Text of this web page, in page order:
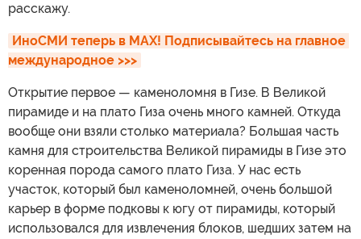
расскажу.
ИноСМИ теперь в MAX! Подписывайтесь на главное
международное >>>
Открытие первое — каменоломня в Гизе. В Великой
пирамиде и на плато Гиза очень много камней. Откуда
вообще они взяли столько материала? Большая часть
камня для строительства Великой пирамиды в Гизе это
коренная порода самого плато Гиза. У нас есть
участок, который был каменоломней, очень большой
карьер в форме подковы к югу от пирамиды, который
использовался для извлечения блоков, шедших затем на